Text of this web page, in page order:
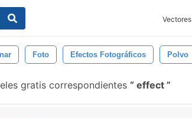
Vectores
Foto Efectos Fotográficos Polvo
gratis correspondientes effect